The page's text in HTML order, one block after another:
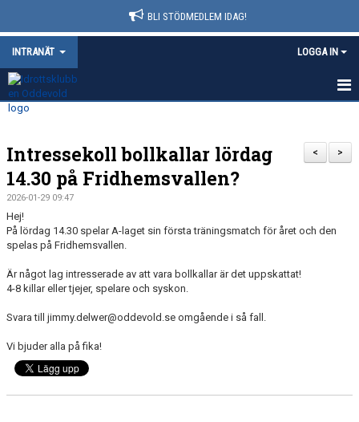
BLI STÖDMEDLEM IDAG!
INTRANÄT LOGGA IN
HEM
NYHETER
KALENDER
VÅRA LEDARE
BOKNINGAR
DOKUMENT
>
<
Intressekoll bollkallar lördag
14.30 på Fridhemsvallen?
2026-01-29 09:47
Hej!
På lördag 14.30 spelar A-laget sin första träningsmatch för året och den
spelas på Fridhemsvallen.
Är något lag intresserade av att vara bollkallar är det uppskattat!
4-8 killar eller tjejer, spelare och syskon.
Svara till jimmy.delwer@oddevold.se omgående i så fall.
Vi bjuder alla på fika!